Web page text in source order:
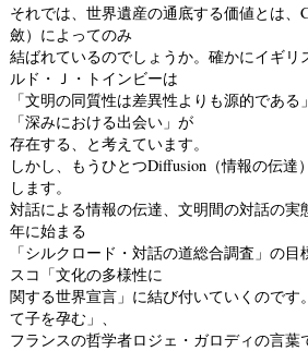
それでは、世界遺産の通底する価値とは、
斂）によってのみ
結ばれているのでしょうか。確かにイギリ
ルド・Ｊ・トインビーは
「文明の同質性は差異性よりも源的であ
「深みにおける出会い」が
存在する、と考えています。
しかし、もうひとつDiffusion（情報の伝達
します。
対話による情報の伝達、文明間の対話の実
年に始まる
「シルクロード・対話の道総合調査」の目
スコ「文化の多様性に
関する世界宣言」に結び付いていくのです
て子を孕む」、
フランスの哲学者ロジェ・ガロディの言葉